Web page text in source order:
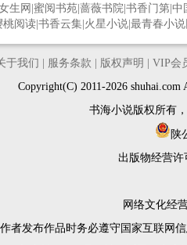
生网 蜜阅书苑 蔷薇书院 书香门第 中
桃阅读 书香云集 火星小说 最青春小
于我们 服务条款 版权声明
VIP会
Copyright(C) 2011-2026
书海小说版权所有
陕
出版物经营许
网络文化经
者发布作品时务必遵守国家互联网